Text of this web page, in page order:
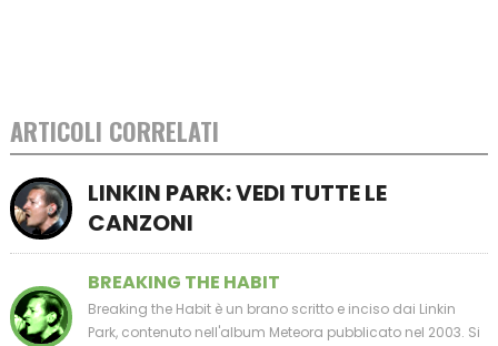
ARTICOLI CORRELATI
LINKIN PARK: VEDI TUTTE LE
CANZONI
BREAKING THE HABIT
Breaking the Habit è un brano scritto e inciso dai Linkin
Park, contenuto nell'album Meteora pubblicato nel 2003. Si